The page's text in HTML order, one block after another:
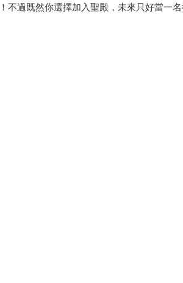
不過既然你選擇加入聖殿，未來只好當一